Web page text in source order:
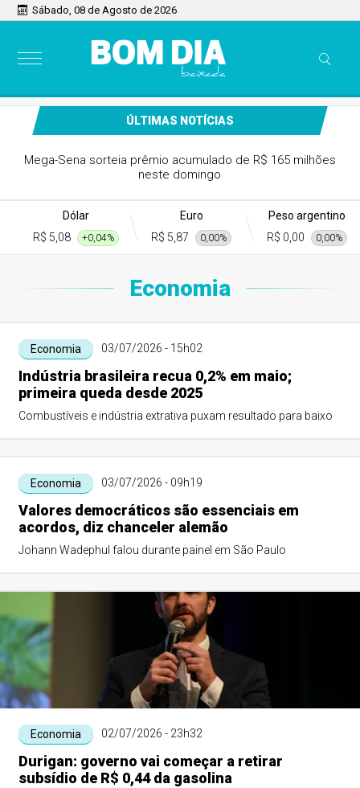
Sábado, 08 de Agosto de 2026
ÚLTIMAS NOTÍCIAS
Mega-Sena sorteia prêmio acumulado de R$ 165 milhões
neste domingo
Dólar
R$ 5,08
+0,04%
Euro
R$ 5,87
0,00%
Peso argentino
R$ 0,00
0,00%
Economia
Economia 03/07/2026 - 15h02
Indústria brasileira recua 0,2% em maio;
primeira queda desde 2025
Combustíveis e indústria extrativa puxam resultado para baixo
Economia 03/07/2026 - 09h19
Valores democráticos são essenciais em
acordos, diz chanceler alemão
Johann Wadephul falou durante painel em São Paulo
Economia 02/07/2026 - 23h32
Durigan: governo vai começar a retirar
subsídio de R$ 0,44 da gasolina